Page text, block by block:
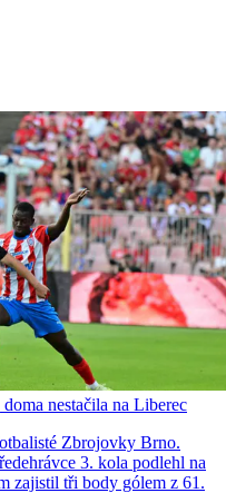
nestačila na Liberec
Zbrojovky Brno.
3. kola podlehl na
zajistil tři body gólem z 61.